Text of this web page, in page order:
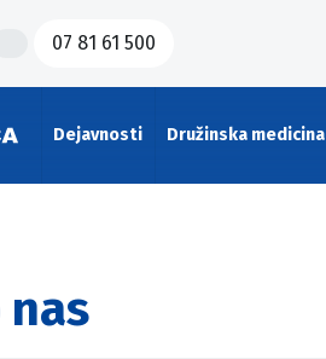
07 81 61 500
Dejavnosti Družinska medicina